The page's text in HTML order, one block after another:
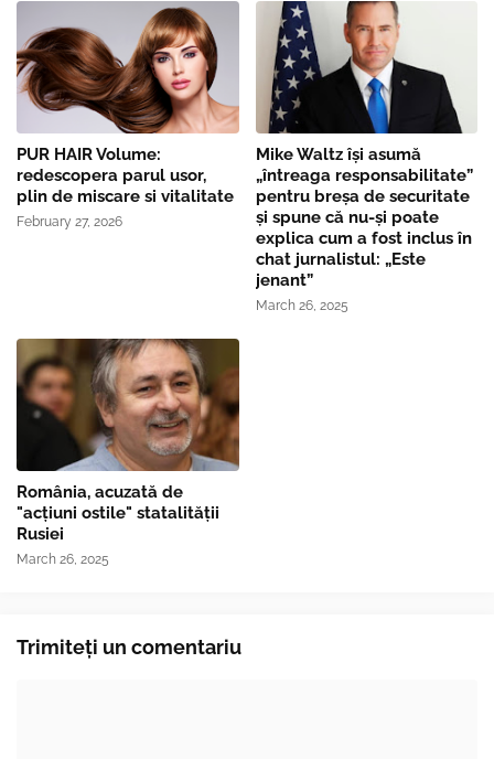
PUR HAIR Volume:
redescopera parul usor,
plin de miscare si vitalitate
February 27, 2026
Mike Waltz îşi asumă
„întreaga responsabilitate”
pentru breşa de securitate
și spune că nu-și poate
explica cum a fost inclus în
chat jurnalistul: „Este
jenant”
March 26, 2025
România, acuzată de
"acțiuni ostile" statalității
Rusiei
March 26, 2025
Trimiteți un comentariu